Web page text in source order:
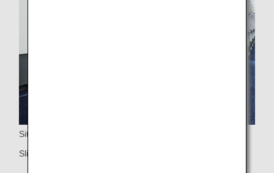
Sittplatser
Slimmade, lätta och toppmoderna säten